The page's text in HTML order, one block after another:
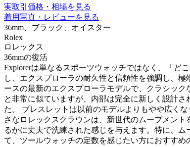
実取引価格・相場を見る
着用写真・レビューを見る
36mm、ブラック、オイスター
Rolex
ロレックス
36mmの復活
Explorerは単なるスポーツウォッチではなく、「ど
し、エクスプローラの耐久性と信頼性を強調し、
ースの最新のエクスプローラモデルで、クラシッ
と非常に似ていますが、内部は完全に新しく設計
た。 ブレスレットは以前のモデルよりもやや広く
さなロレックスクラウンは、新世代のムーブメン
るかに丈夫で洗練された感じを与えます。特に、
て、ツールウォッチの定数を感じたい方におすすめ